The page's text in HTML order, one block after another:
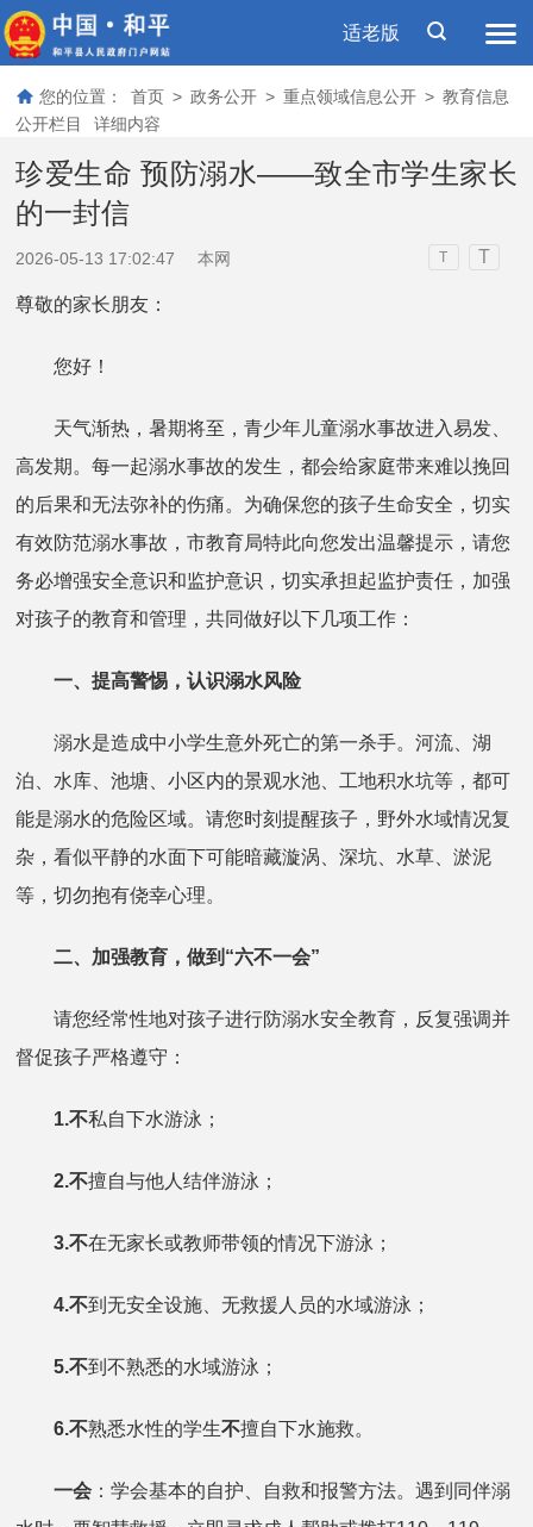
适老版
您的位置： 首页 > 政务公开 > 重点领域信息公开 > 教育信息
公开栏目
详细内容
珍爱生命 预防溺水——致全市学生家长
的一封信
2026-05-13 17:02:47 本网 T T
尊敬的家长朋友：
您好！
天气渐热，暑期将至，青少年儿童溺水事故进入易发、
高发期。每一起溺水事故的发生，都会给家庭带来难以挽回
的后果和无法弥补的伤痛。为确保您的孩子生命安全，切实
有效防范溺水事故，市教育局特此向您发出温馨提示，请您
务必增强安全意识和监护意识，切实承担起监护责任，加强
对孩子的教育和管理，共同做好以下几项工作：
一、提高警惕，认识溺水风险
溺水是造成中小学生意外死亡的第一杀手。河流、湖
泊、水库、池塘、小区内的景观水池、工地积水坑等，都可
能是溺水的危险区域。请您时刻提醒孩子，野外水域情况复
杂，看似平静的水面下可能暗藏漩涡、深坑、水草、淤泥
等，切勿抱有侥幸心理。
二、加强教育，做到“六不一会”
请您经常性地对孩子进行防溺水安全教育，反复强调并
督促孩子严格遵守：
1.不私自下水游泳；
2.不擅自与他人结伴游泳；
3.不在无家长或教师带领的情况下游泳；
4.不到无安全设施、无救援人员的水域游泳；
5.不到不熟悉的水域游泳；
6.不熟悉水性的学生不擅自下水施救。
一会 ：学会基本的自护、自救和报警方法。遇到同伴溺